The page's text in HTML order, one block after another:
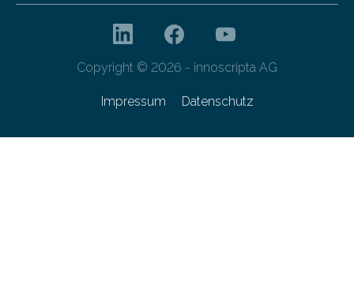
Copyright © 2026 - innoscripta AG
Impressum Datenschutz